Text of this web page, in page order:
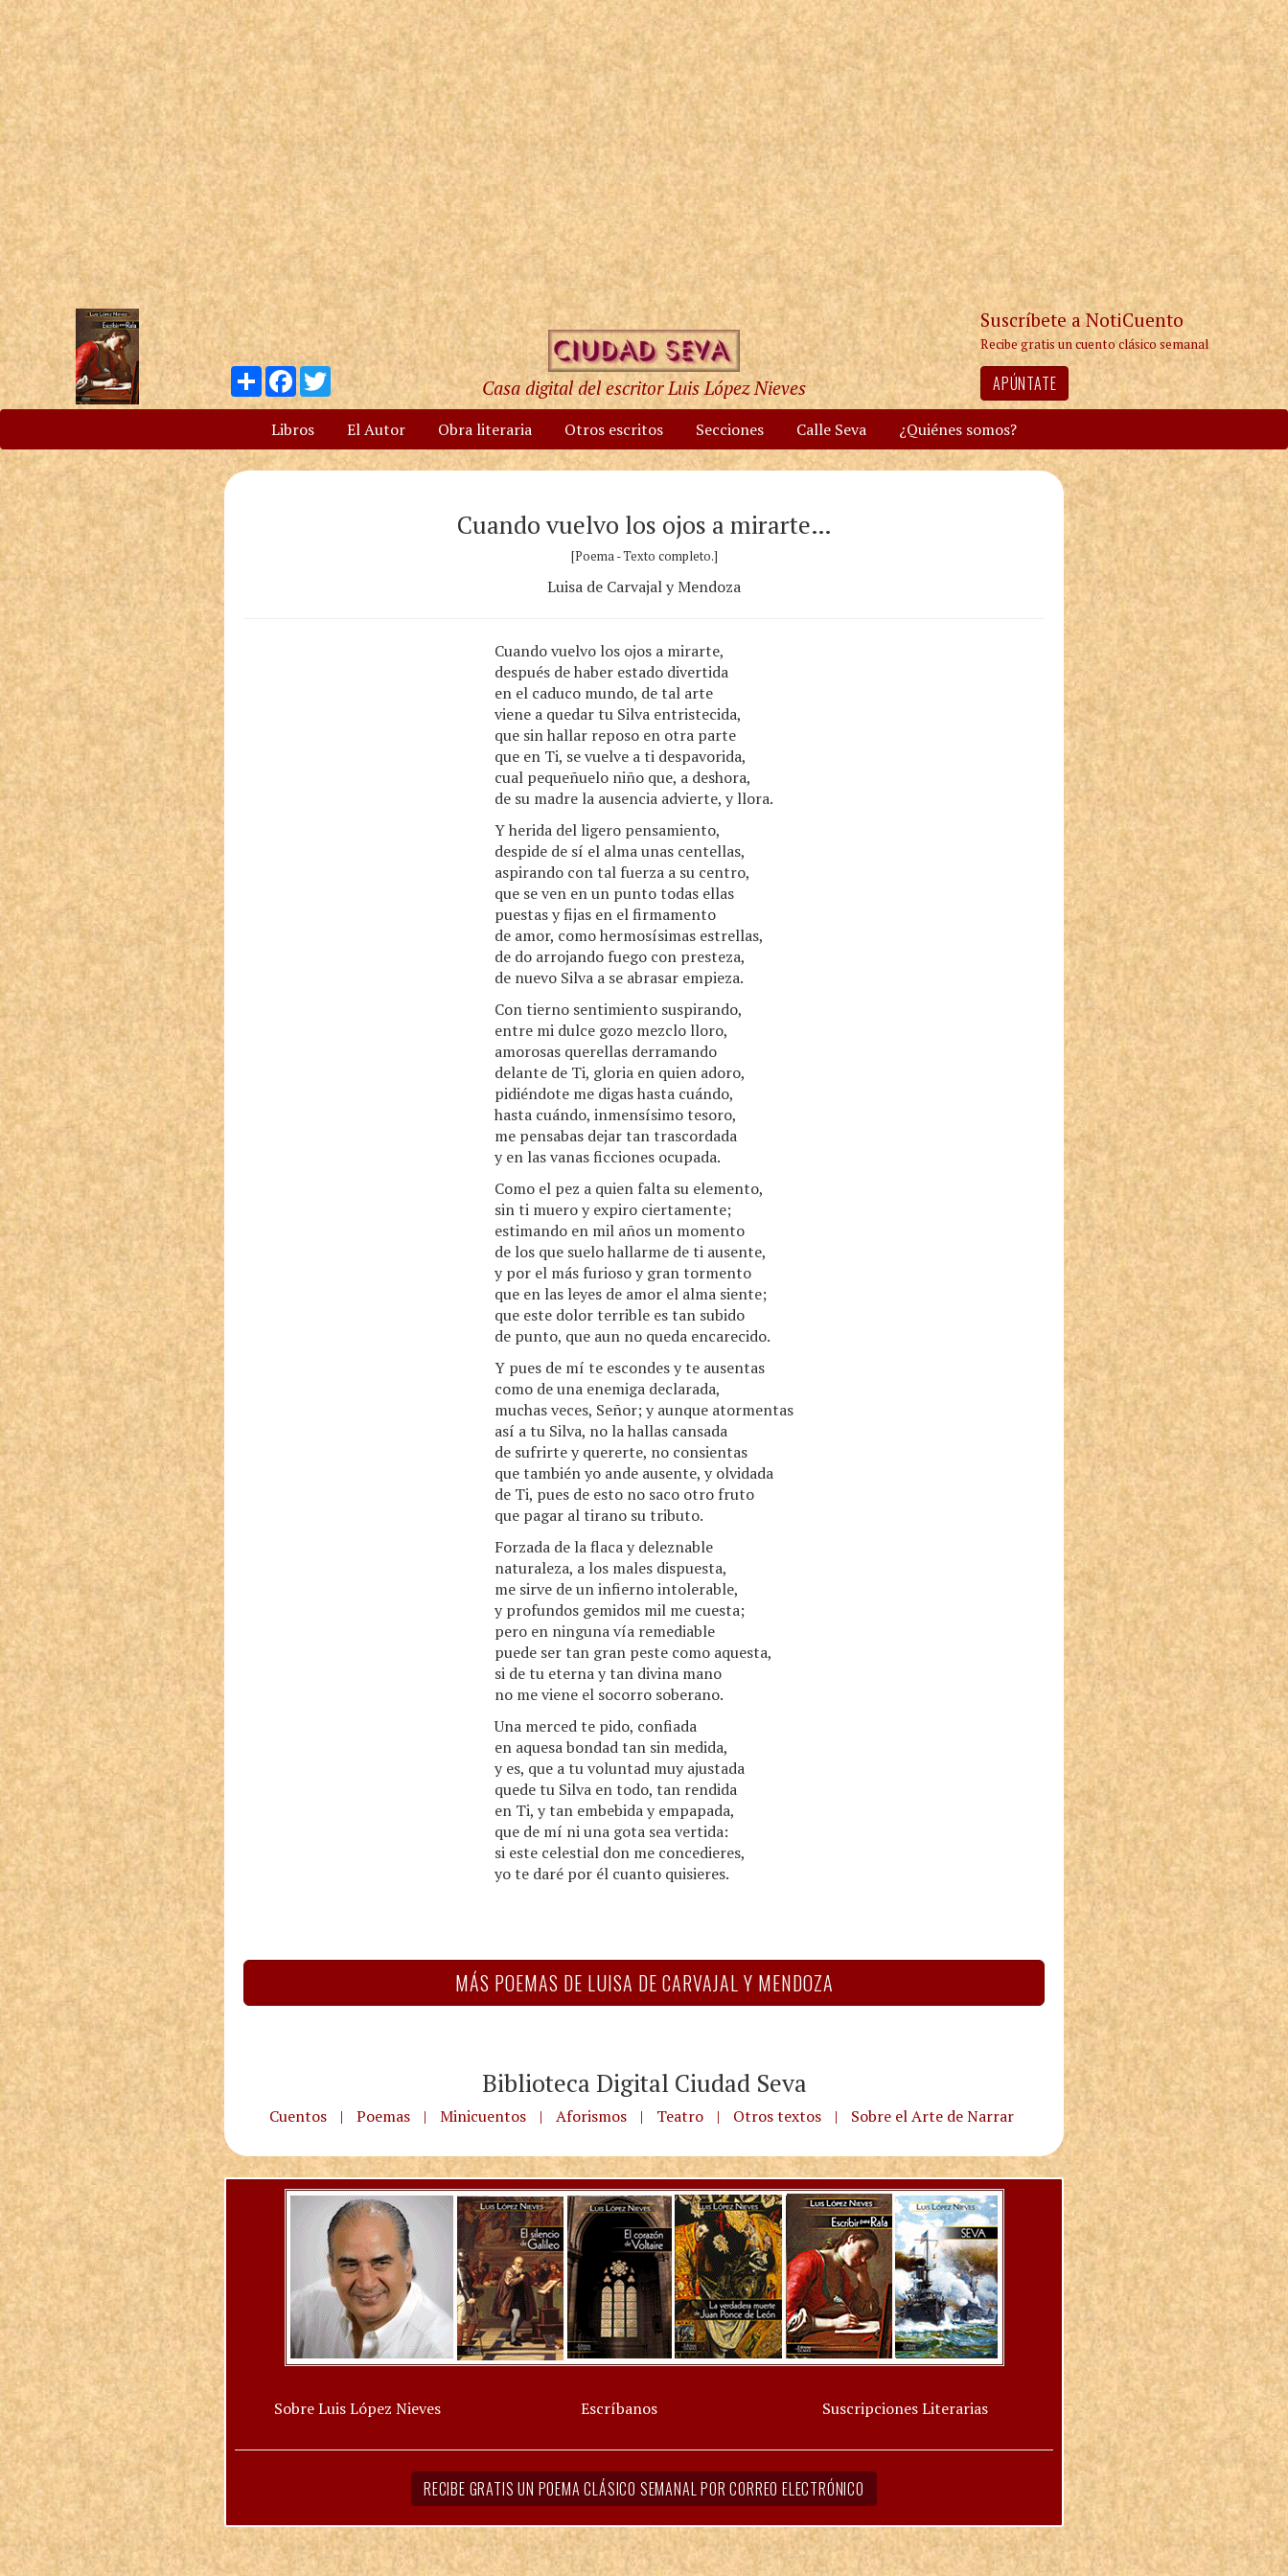
Compartir
Facebook
Twitter
Casa digital del escritor Luis López Nieves
Suscríbete a NotiCuento
Recibe gratis un cuento clásico semanal
APÚNTATE
Libros El Autor Obra literaria Otros escritos Secciones Calle Seva ¿Quiénes somos?
Cuando vuelvo los ojos a mirarte…
[Poema - Texto completo.]
Luisa de Carvajal y Mendoza
Cuando vuelvo los ojos a mirarte,
después de haber estado divertida
en el caduco mundo, de tal arte
viene a quedar tu Silva entristecida,
que sin hallar reposo en otra parte
que en Ti, se vuelve a ti despavorida,
cual pequeñuelo niño que, a deshora,
de su madre la ausencia advierte, y llora.
Y herida del ligero pensamiento,
despide de sí el alma unas centellas,
aspirando con tal fuerza a su centro,
que se ven en un punto todas ellas
puestas y fijas en el firmamento
de amor, como hermosísimas estrellas,
de do arrojando fuego con presteza,
de nuevo Silva a se abrasar empieza.
Con tierno sentimiento suspirando,
entre mi dulce gozo mezclo lloro,
amorosas querellas derramando
delante de Ti, gloria en quien adoro,
pidiéndote me digas hasta cuándo,
hasta cuándo, inmensísimo tesoro,
me pensabas dejar tan trascordada
y en las vanas ficciones ocupada.
Como el pez a quien falta su elemento,
sin ti muero y expiro ciertamente;
estimando en mil años un momento
de los que suelo hallarme de ti ausente,
y por el más furioso y gran tormento
que en las leyes de amor el alma siente;
que este dolor terrible es tan subido
de punto, que aun no queda encarecido.
Y pues de mí te escondes y te ausentas
como de una enemiga declarada,
muchas veces, Señor; y aunque atormentas
así a tu Silva, no la hallas cansada
de sufrirte y quererte, no consientas
que también yo ande ausente, y olvidada
de Ti, pues de esto no saco otro fruto
que pagar al tirano su tributo.
Forzada de la flaca y deleznable
naturaleza, a los males dispuesta,
me sirve de un infierno intolerable,
y profundos gemidos mil me cuesta;
pero en ninguna vía remediable
puede ser tan gran peste como aquesta,
si de tu eterna y tan divina mano
no me viene el socorro soberano.
Una merced te pido, confiada
en aquesa bondad tan sin medida,
y es, que a tu voluntad muy ajustada
quede tu Silva en todo, tan rendida
en Ti, y tan embebida y empapada,
que de mí ni una gota sea vertida:
si este celestial don me concedieres,
yo te daré por él cuanto quisieres.
MÁS POEMAS DE LUISA DE CARVAJAL Y MENDOZA
Biblioteca Digital Ciudad Seva
Cuentos | Poemas | Minicuentos | Aforismos | Teatro | Otros textos | Sobre el Arte de Narrar
Sobre Luis López Nieves Escríbanos Suscripciones Literarias
RECIBE GRATIS UN POEMA CLÁSICO SEMANAL POR CORREO ELECTRÓNICO